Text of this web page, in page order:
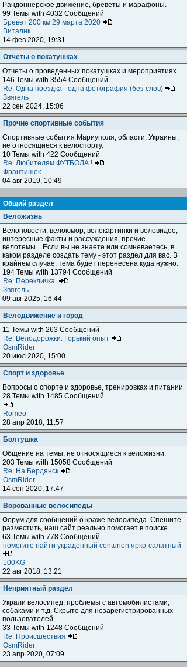
Рандоннерское движение, бреветы и марафоны.
99 Темы with 4032 Сообщений
Бревет 200 км 29 марта 2020
Виталик
14 фев 2020, 19:31
Отчеты о покатушках
Отчеты о проведенных покатушках и мероприятиях.
146 Темы with 3554 Сообщений
Re: Одна поездка - одна фотография (без слов)
Звягель
22 сен 2024, 15:06
Прочие спортивные события
Спортивные события Мариуполя, области, Украины,
не относящиеся к велоспорту.
10 Темы with 422 Сообщений
Re: Любителям ФУТБОЛА !
Франтишек
04 авг 2019, 10:49
Общий раздел
Веложизнь
Велоновости, велоюмор, велокартинки и веловидео,
интересные факты и рассуждения, прочие
велотемы... Если вы не знаете или сомневаетесь, в
каком разделе создать тему - этот раздел для вас. В
крайнем случае, тема будет перенесена куда нужно.
194 Темы with 13794 Сообщений
Re: Перекличка.
Звягель
09 авг 2025, 16:44
Велодвижение и город
11 Темы with 263 Сообщений
Re: Велодорожки. Горький опыт
OsmRider
20 июл 2020, 15:00
Спорт и здоровье
Вопросы о спорте и здоровье, тренировках и питании
28 Темы with 1485 Сообщений
Romeo
28 апр 2018, 11:57
Болтушка
Общение на темы, не относящиеся к веложизни.
203 Темы with 15058 Сообщений
Re: На Бердянск
OsmRider
14 сен 2020, 17:47
Ворованные велосипеды
Форум для сообщений о краже велосипеда. Спешите
разместить, наш сайт реально помогает в поиске
63 Темы with 778 Сообщений
помогите найти украденный centurion ярко-салатный
100KG
22 авг 2018, 13:21
Неприятный раздел
Украли велосипед, проблемы с автомобилистами,
собаками и т.д. Скрыто для незарегистрированных
пользователей.
33 Темы with 1248 Сообщений
Re: Происшествия
OsmRider
23 апр 2020, 07:09